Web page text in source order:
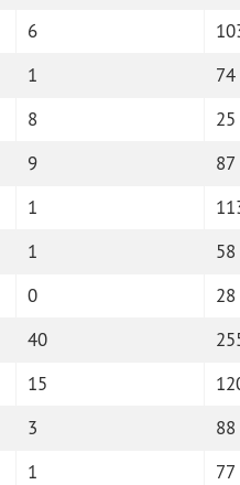
6
1 74
8 25
9 87
1
1 58
0 28
40
15
3 88
1 77